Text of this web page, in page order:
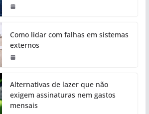
Como lidar com falhas em sistemas
externos
Alternativas de lazer que não
exigem assinaturas nem gastos
mensais